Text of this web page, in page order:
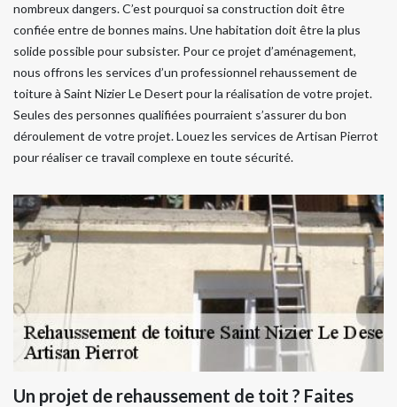
nombreux dangers. C’est pourquoi sa construction doit être
confiée entre de bonnes mains. Une habitation doit être la plus
solide possible pour subsister. Pour ce projet d’aménagement,
nous offrons les services d’un professionnel rehaussement de
toiture à Saint Nizier Le Desert pour la réalisation de votre projet.
Seules des personnes qualifiées pourraient s’assurer du bon
déroulement de votre projet. Louez les services de Artisan Pierrot
pour réaliser ce travail complexe en toute sécurité.
Un projet de rehaussement de toit ? Faites